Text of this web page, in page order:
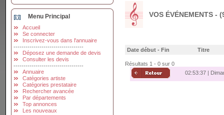
Menu Principal
Accueil
Se connecter
Inscrivez-vous dans l'annuaire
-----------------------------------
Déposez une demande de devis
Consulter les devis
-----------------------------------
Annuaire
Catégories artiste
Catégories prestataire
Rechercher avancée
Par départements
Top annonces
Les nouveaux
VOS ÉVÉNEMENTS -
Date début - Fin Titre
Résultats 1 - 0 sur 0
02:53:38 |